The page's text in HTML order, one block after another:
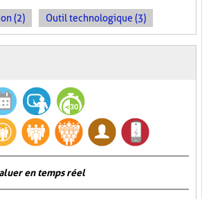
(2) Outil technologique (3)
en temps réel